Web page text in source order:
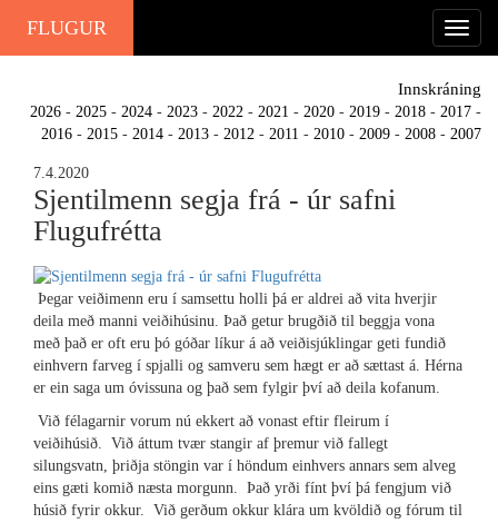
FLUGUR
Innskráning
2026 - 2025 - 2024 - 2023 - 2022 - 2021 - 2020 - 2019 - 2018 - 2017 -
2016 - 2015 - 2014 - 2013 - 2012 - 2011 - 2010 - 2009 - 2008 - 2007
7.4.2020
Sjentilmenn segja frá - úr safni
Flugufrétta
Þegar veiðimenn eru í samsettu holli þá er aldrei að vita hverjir
deila með manni veiðihúsinu. Það getur brugðið til beggja vona
með það er oft eru þó góðar líkur á að veiðisjúklingar geti fundið
einhvern farveg í spjalli og samveru sem hægt er að sættast á. Hérna
er ein saga um óvissuna og það sem fylgir því að deila kofanum.
Við félagarnir vorum nú ekkert að vonast eftir fleirum í
veiðihúsið. Við áttum tvær stangir af þremur við fallegt
silungsvatn, þriðja stöngin var í höndum einhvers annars sem alveg
eins gæti komið næsta morgunn. Það yrði fínt því þá fengjum við
húsið fyrir okkur. Við gerðum okkur klára um kvöldið og fórum til